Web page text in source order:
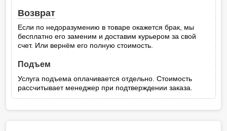
Возврат
Если по недоразумению в товаре окажется брак, мы
бесплатно его заменим и доставим курьером за свой
счет. Или вернём его полную стоимость.
Подъем
Услуга подъема оплачивается отдельно. Стоимость
рассчитывает менеджер при подтверждении заказа.